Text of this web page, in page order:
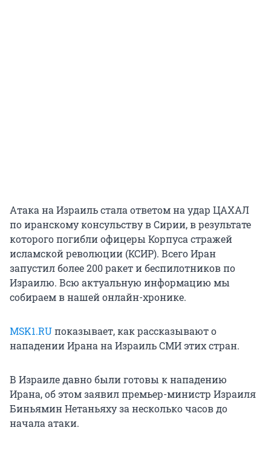
Атака на Израиль стала ответом на удар ЦАХАЛ
по иранскому консульству в Сирии, в результате
которого погибли офицеры Корпуса стражей
исламской революции (КСИР). Всего Иран
запустил более 200 ракет и беспилотников по
Израилю. Всю актуальную информацию мы
собираем в нашей онлайн-хронике.
MSK1.RUпоказывает, как рассказывают о
нападении Ирана на Израиль СМИ этих стран.
В Израиле давно были готовы к нападению
Ирана, об этом заявил премьер-министр Израиля
Биньямин Нетаньяху за несколько часов до
начала атаки.